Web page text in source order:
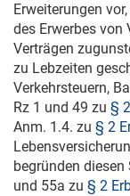
Erweiterungen
des Erwerbes von
Verträgen
zu Lebzeiten
Verkehrsteuern,
Rz 1 und 49 zu §
Anm. 1.4. zu § 2
begründen diesen
und 55a zu § 2